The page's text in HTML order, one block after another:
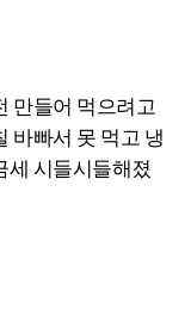
만들어 먹으려고
바빠서 못 먹고 냉
세 시들시들해졌